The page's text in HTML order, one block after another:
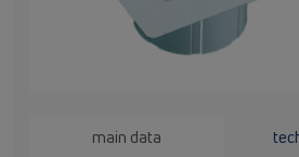
main data